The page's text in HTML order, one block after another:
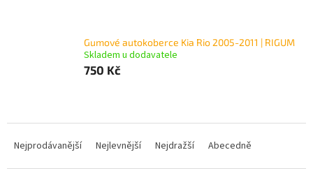
Gumové autokoberce Kia Rio 2005-2011 | RIGUM
Skladem u dodavatele
750 Kč
Nejprodávanější Nejlevnější Nejdražší Abecedně